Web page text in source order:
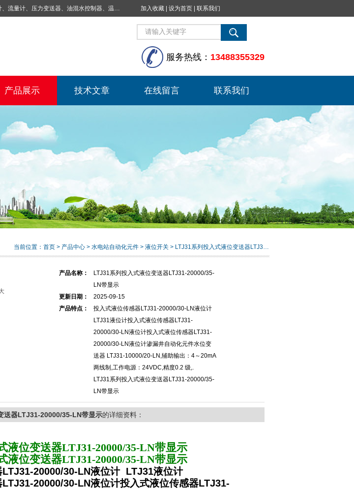
器、自动补气装置、机械过速保护装置、排水控制柜、压油装置控制系统、液位集中控制系统、水力量测控制系统、水轮发电机组监测系统、电容式液位开关、压力表、测温制动柜、蝴蝶阀球阀控制柜 | 加入收藏 设为首页 联系我们
服务热线： 13488355329
产品展示 技术文章 在线留言 联系我们
当前位置： 首页 > 产品中心 > 水电站自动化元件 > 液位开关 > LTJ31系列投入式液位变送器LTJ31-20000/35-LN带显示
产品名称：
LTJ31系列投入式液位变送器LTJ31-20000/35-
LN带显示
更新日期：
2025-09-15
产品特点：
投入式液位传感器LTJ31-20000/30-LN液位计
LTJ31液位计投入式液位传感器LTJ31-
20000/30-LN液位计投入式液位传感器LTJ31-
20000/30-LN液位计渗漏井自动化元件水位变
送器 LTJ31-10000/20-LN,辅助输出：4～20mA
两线制,工作电源：24VDC,精度0.2 级,.
LTJ31系列投入式液位变送器LTJ31-20000/35-
LN带显示
送器LTJ31-20000/35-LN带显示的详细资料：
液位变送器LTJ31-20000/35-LN带显示
液位变送器LTJ31-20000/35-LN带显示
LTJ31-20000/30-LN液位计 LTJ31液位计
20000/30-LN液位计投入式液位传感器LTJ31-